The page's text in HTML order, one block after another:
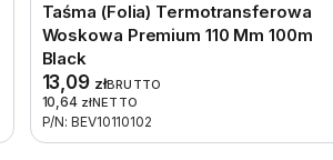
Taśma (folia) Termotransferowa
Woskowa Premium 110 Mm 100m
Black
13,09 złBRUTTO
10,64 złNETTO
P/N: BEV10110102